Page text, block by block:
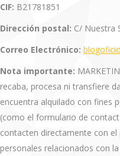
CIF: B21781851
Dirección postal: C/ Nuestra
Correo Electrónico:
Nota importante:
recaba, procesa ni transfiere
encuentra alquilado con fines
(como el formulario de
contacten directamente con
personales relacionados con